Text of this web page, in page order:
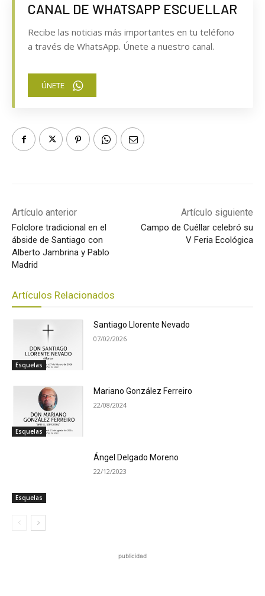
CANAL DE WHATSAPP ESCUELLAR
Recibe las noticias más importantes en tu teléfono
a través de WhatsApp. Únete a nuestro canal.
ÚNETE
Artículo anterior
Folclore tradicional en el
ábside de Santiago con
Alberto Jambrina y Pablo
Madrid
Artículo siguiente
Campo de Cuéllar celebró su
V Feria Ecológica
Artículos Relacionados
Esquelas
Santiago Llorente Nevado
07/02/2026
Esquelas
Mariano González Ferreiro
22/08/2024
Esquelas
Ángel Delgado Moreno
22/12/2023
publicidad